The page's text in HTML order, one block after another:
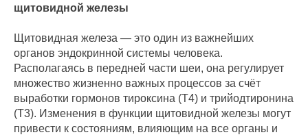
щитовидной железы
Щитовидная железа — это один из важнейших
органов эндокринной системы человека.
Располагаясь в передней части шеи, она регулирует
множество жизненно важных процессов за счёт
выработки гормонов тироксина (Т4) и трийодтиронина
(Т3). Изменения в функции щитовидной железы могут
привести к состояниям, влияющим на все органы и